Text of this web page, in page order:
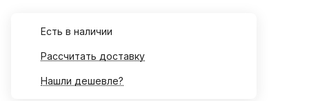
Есть в наличии
Рассчитать доставку
Нашли дешевле?